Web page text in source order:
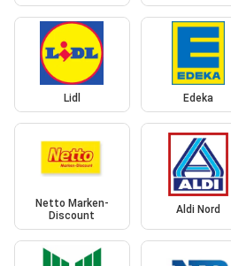
Lidl Edeka
Netto Marken-
Discount
Aldi Nord